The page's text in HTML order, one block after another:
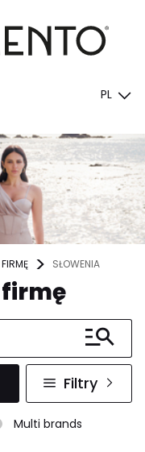
PL
SŁOWENIA
firmę
Filtry
Multi brands